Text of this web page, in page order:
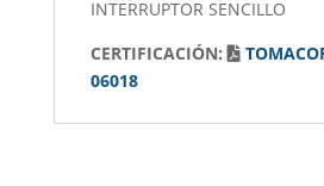
INTERRUPTOR SENCILLO
CERTIFICACIÓN:
06018